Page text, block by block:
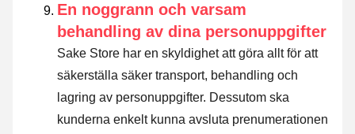
En noggrann och varsam
behandling av dina personuppgifter
Sake Store har en skyldighet att göra allt för att
säkerställa säker transport, behandling och
lagring av personuppgifter. Dessutom ska
kunderna enkelt kunna avsluta prenumerationen